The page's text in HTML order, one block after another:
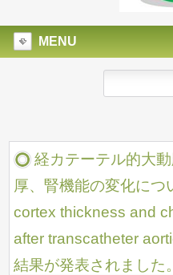
MENU
経カテーテル的大
厚、腎機能の変化につ
cortex thickness and
after transcatheter
結果が発表されました。